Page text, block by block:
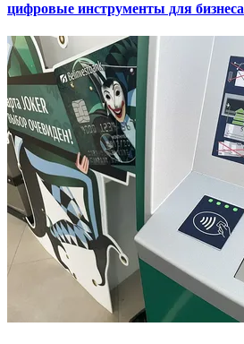
цифровые инструменты для бизнеса